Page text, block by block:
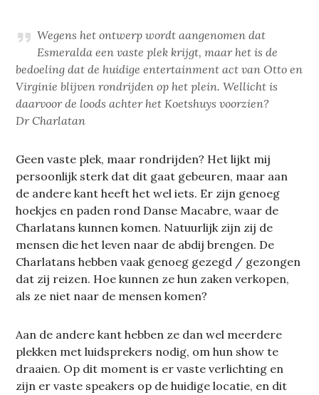
Wegens het ontwerp wordt aangenomen dat
Esmeralda een vaste plek krijgt, maar het is de
bedoeling dat de huidige entertainment act van Otto en
Virginie blijven rondrijden op het plein. Wellicht is
daarvoor de loods achter het Koetshuys voorzien?
Dr Charlatan
Geen vaste plek, maar rondrijden? Het lijkt mij
persoonlijk sterk dat dit gaat gebeuren, maar aan
de andere kant heeft het wel iets. Er zijn genoeg
hoekjes en paden rond Danse Macabre, waar de
Charlatans kunnen komen. Natuurlijk zijn zij de
mensen die het leven naar de abdij brengen. De
Charlatans hebben vaak genoeg gezegd / gezongen
dat zij reizen. Hoe kunnen ze hun zaken verkopen,
als ze niet naar de mensen komen?
Aan de andere kant hebben ze dan wel meerdere
plekken met luidsprekers nodig, om hun show te
draaien. Op dit moment is er vaste verlichting en
zijn er vaste speakers op de huidige locatie, en dit